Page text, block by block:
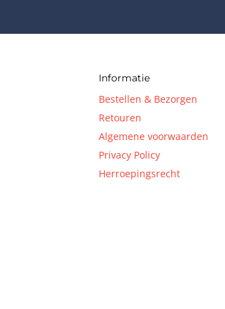
Informatie
Bestellen & Bezorgen
Retouren
Algemene voorwaarden
Privacy Policy
Herroepingsrecht